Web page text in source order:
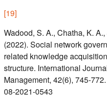
[19]
Wadood, S. A., Chatha, K.
(2022). Social network
related knowledge
structure. International
Management, 42(6), 745-
08-2021-0543